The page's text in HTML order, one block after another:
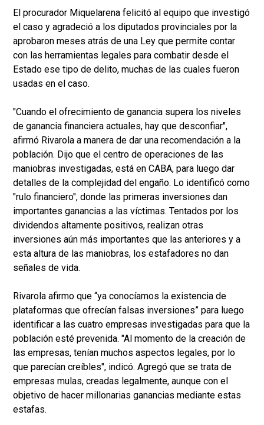
El procurador Miquelarena felicitó al equipo que investigó
el caso y agradeció a los diputados provinciales por la
aprobaron meses atrás de una Ley que permite contar
con las herramientas legales para combatir desde el
Estado ese tipo de delito, muchas de las cuales fueron
usadas en el caso.
"Cuando el ofrecimiento de ganancia supera los niveles
de ganancia financiera actuales, hay que desconfiar",
afirmó Rivarola a manera de dar una recomendación a la
población. Dijo que el centro de operaciones de las
maniobras investigadas, está en CABA, para luego dar
detalles de la complejidad del engaño. Lo identificó como
"rulo financiero", donde las primeras inversiones dan
importantes ganancias a las víctimas. Tentados por los
dividendos altamente positivos, realizan otras
inversiones aún más importantes que las anteriores y a
esta altura de las maniobras, los estafadores no dan
señales de vida.
Rivarola afirmo que “ya conocíamos la existencia de
plataformas que ofrecían falsas inversiones” para luego
identificar a las cuatro empresas investigadas para que la
población esté prevenida. "Al momento de la creación de
las empresas, tenían muchos aspectos legales, por lo
que parecían creíbles", indicó. Agregó que se trata de
empresas mulas, creadas legalmente, aunque con el
objetivo de hacer millonarias ganancias mediante estas
estafas.